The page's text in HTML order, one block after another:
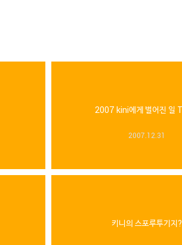
2007 kini에게 벌어진 일
2007.12.31
키니의 스포루투기지?